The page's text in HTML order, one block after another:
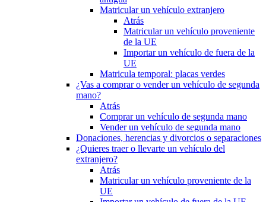
Matricular un vehículo extranjero
Atrás
Matricular un vehículo proveniente
de la UE
Importar un vehículo de fuera de la
UE
Matricula temporal: placas verdes
¿Vas a comprar o vender un vehículo de segunda
mano?
Atrás
Comprar un vehículo de segunda mano
Vender un vehículo de segunda mano
Donaciones, herencias y divorcios o separaciones
¿Quieres traer o llevarte un vehículo del
extranjero?
Atrás
Matricular un vehículo proveniente de la
UE